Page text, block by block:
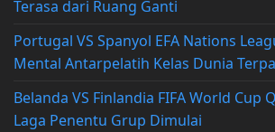
Terasa dari Ruang Ganti
Portugal VS Spanyol EFA Nations
Mental Antarpelatih Kelas Dunia
Belanda VS Finlandia FIFA World Cup
Laga Penentu Grup Dimulai